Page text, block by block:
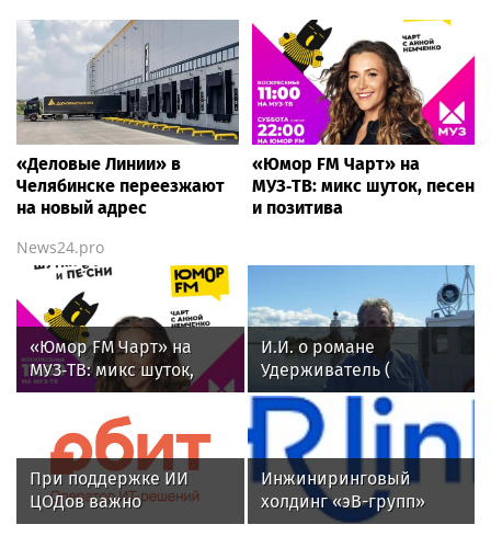
«Деловые Линии» в
Челябинске переезжают
на новый адрес
«Юмор FM Чарт» на
МУЗ‑ТВ: микс шуток, песен
и позитива
News24.pro
«Юмор FM Чарт» на
МУЗ‑ТВ: микс шуток,
песен и позитива
И.И. о романе
Удерживатель (
Удерживающий сейчас
) русского вологодского
писателя и поэта
Андрея Малышева (
роман опубликован в
2016 г. )
При поддержке ИИ
ЦОДов важно
опираться на
Инжиниринговый
холдинг «эВ-групп»
ускорил кадровый